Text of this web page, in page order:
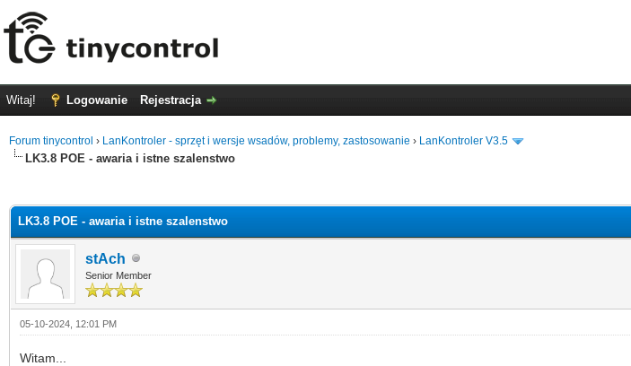
Witaj! Logowanie Rejestracja
Forum tinycontrol › LanKontroler - sprzęt i wersje wsadów, problemy, zastosowanie › LanKontroler V3.5
LK3.8 POE - awaria i istne szalenstwo
LK3.8 POE - awaria i istne szalenstwo
stAch
Senior Member
05-10-2024, 12:01 PM
Witam...